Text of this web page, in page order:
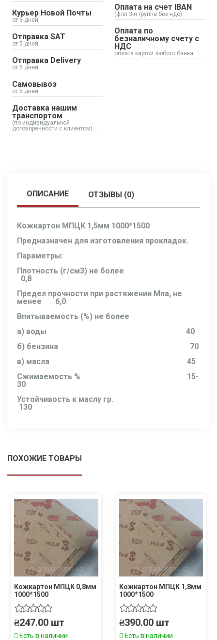
Курьер Новой Почты
от 3 дней
Отправка SAT
от 5 дней
Отправка Delivery
от 5 дней
Самовывоз
от 5 дней
Доставка нашим
транспортом
(по индивидуальной
договоренности с клиентом)
Оплата на счет IBAN
(флп 3-я группа без ндс)
Оплата по
безналичному счету с
НДС
оплата картой любого банка
ОПИСАНИЕ ОТЗЫВЫ (0)
Кожкартон МПЦК 1,5мм 1000*1500
Предназначен для изготовления прокладок.
Параметры:
Плотность (г/см3) не более
0,8
Предел прочности при растяжении Мпа, не
менее 6,0
Впитываемость (%) не более
а) воды 40
б) бензина 70
в) масла 45
Сжимаемость % 15-
30
Устойчивость к маслу гр.
130
ПОХОЖИЕ ТОВАРЫ
Кожкартон МПЦК 0,8мм
1000*1500
₴247.00 шт
Есть в наличии
Кожкартон МПЦК 1,8мм
1000*1500
₴390.00 шт
Есть в наличии